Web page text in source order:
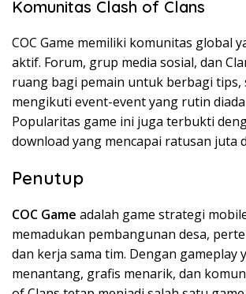
Komunitas Clash of Clans
COC Game memiliki komunitas global
aktif. Forum, grup media sosial, dan
ruang bagi pemain untuk berbagi tips,
mengikuti event-event yang rutin
Popularitas game ini juga terbukti
download yang mencapai ratusan juta
Penutup
COC Game adalah game strategi
memadukan pembangunan desa,
dan kerja sama tim. Dengan gameplay
menantang, grafis menarik, dan